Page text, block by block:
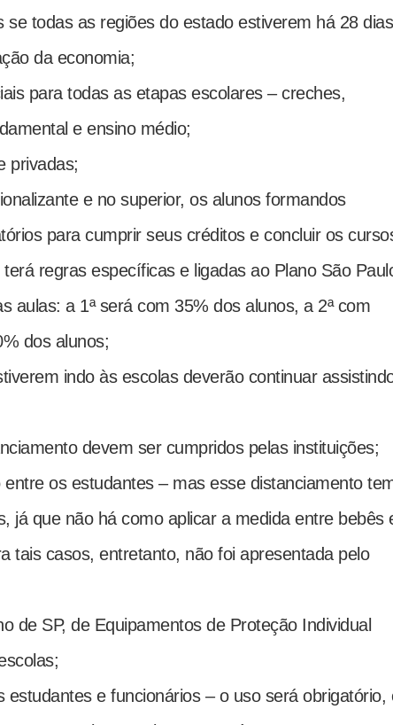
todas as regiões do estado estiverem há 28 dias
da economia;
para todas as etapas escolares – creches,
e ensino médio;
privadas;
e no superior, os alunos formandos
para cumprir seus créditos e concluir os
regras específicas e ligadas ao Plano São
aulas: a 1ª será com 35% dos alunos, a 2ª com
dos alunos;
indo às escolas deverão continuar
devem ser cumpridos pelas instituições;
os estudantes – mas esse distanciamento
já que não há como aplicar a medida entre bebês
tais casos, entretanto, não foi apresentada pelo
de SP, de Equipamentos de Proteção Individual
estudantes e funcionários – o uso será obrigatório,